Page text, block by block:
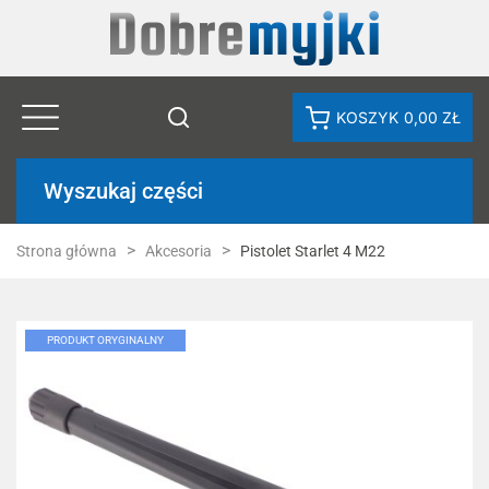
KOSZYK 0,00 ZŁ
Wyszukaj części
Strona główna Akcesoria Pistolet Starlet 4 M22
PRODUKT ORYGINALNY